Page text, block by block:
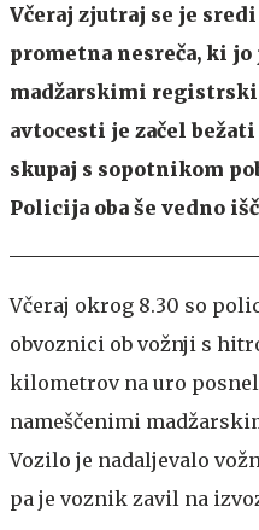
Včeraj zjutraj se je
prometna nesreča, ki
madžarskimi
avtocesti je začel
skupaj s sopotnikom
Policija oba še vedno
Včeraj okrog 8.30 so
obvoznici ob vožnji s
kilometrov na uro
nameščenimi
Vozilo je nadaljevalo
pa je voznik zavil na